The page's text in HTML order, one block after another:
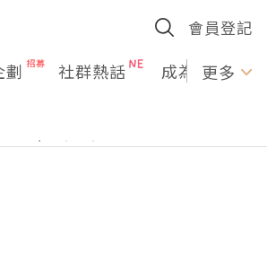
會員登記
劃 社群熱話 成為U更多